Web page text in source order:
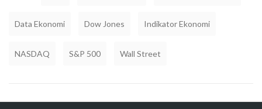
Data Ekonomi Dow Jones Indikator Ekonomi
NASDAQ S&P 500 Wall Street